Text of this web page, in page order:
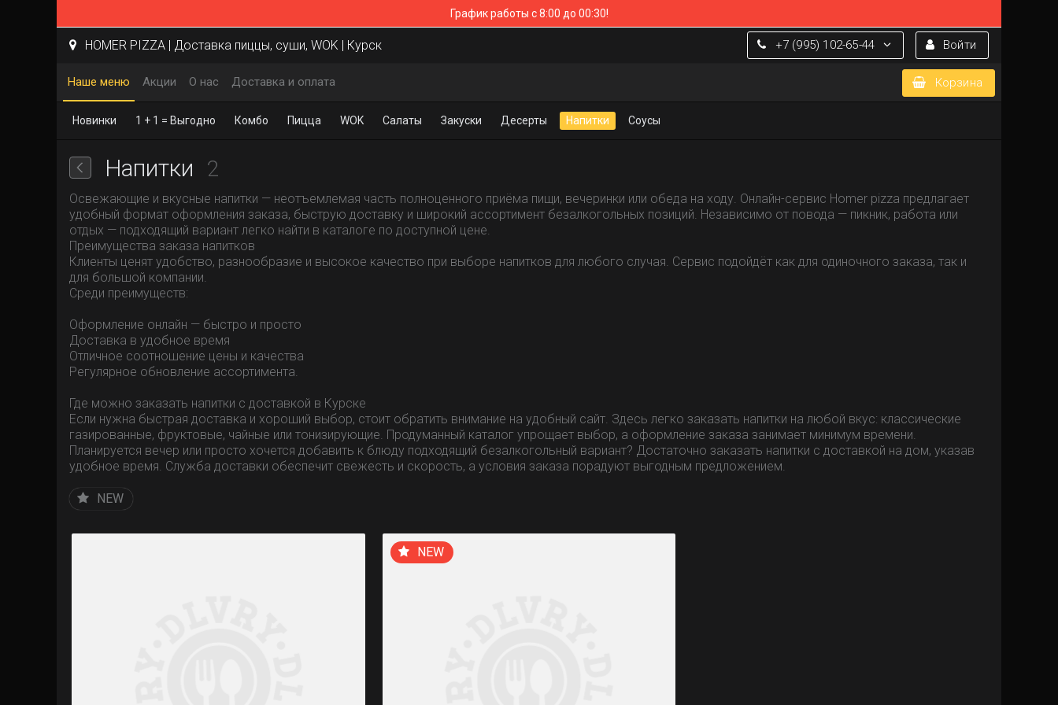
График работы с 8:00 до 00:30!
Войти
+7 (995) 102-65-44
HOMER PIZZA | Доставка пиццы, суши, WOK | Курск
Корзина
Наше меню Акции О нас Доставка и оплата
Новинки 1 + 1 = Выгодно Комбо Пицца WOK Салаты Закуски Десерты Напитки Соусы
Напитки 2
Освежающие и вкусные напитки — неотъемлемая часть полноценного приёма пищи, вечеринки или обеда на ходу. Онлайн-сервис Homer pizza предлагает
удобный формат оформления заказа, быструю доставку и широкий ассортимент безалкогольных позиций. Независимо от повода — пикник, работа или
отдых — подходящий вариант легко найти в каталоге по доступной цене.
Преимущества заказа напитков
Клиенты ценят удобство, разнообразие и высокое качество при выборе напитков для любого случая. Сервис подойдёт как для одиночного заказа, так и
для большой компании.
Среди преимуществ:
Оформление онлайн — быстро и просто
Доставка в удобное время
Отличное соотношение цены и качества
Регулярное обновление ассортимента.
Где можно заказать напитки с доставкой в Курске
Если нужна быстрая доставка и хороший выбор, стоит обратить внимание на удобный сайт. Здесь легко заказать напитки на любой вкус: классические
газированные, фруктовые, чайные или тонизирующие. Продуманный каталог упрощает выбор, а оформление заказа занимает минимум времени.
Планируется вечер или просто хочется добавить к блюду подходящий безалкогольный вариант? Достаточно заказать напитки с доставкой на дом, указав
удобное время. Служба доставки обеспечит свежесть и скорость, а условия заказа порадуют выгодным предложением.
NEW
NEW